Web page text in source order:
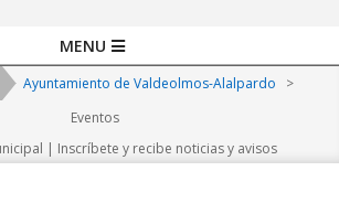
MENU
Ayuntamiento de Valdeolmos-Alalpardo
>
Eventos
| Inscríbete y recibe noticias y avisos